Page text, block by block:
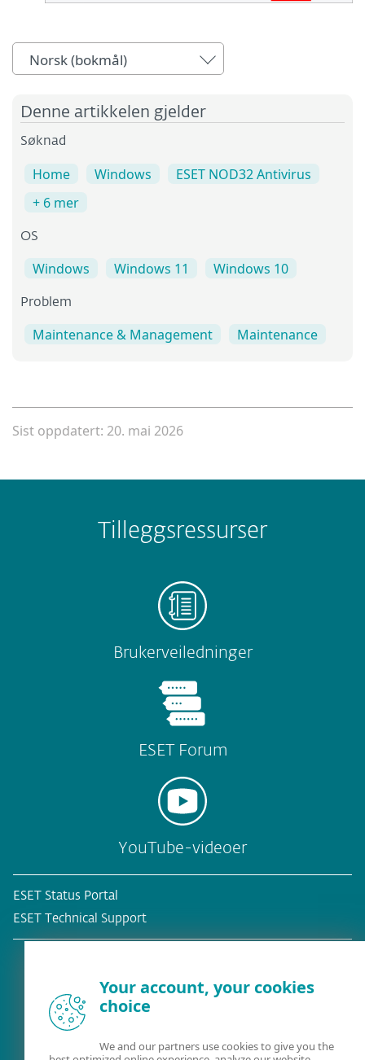
Norsk (bokmål)
Denne artikkelen gjelder
Søknad
Home Windows
ESET NOD32 Antivirus
+ 6 mer
OS
Windows Windows 11 Windows 10
Problem
Maintenance & Management Maintenance
Sist oppdatert: 20. mai 2026
Tilleggsressurser
Brukerveiledninger
ESET Forum
YouTube-videoer
ESET Status Portal
ESET Technical Support
Your account, your cookies
choice
We and our partners use cookies to give you the